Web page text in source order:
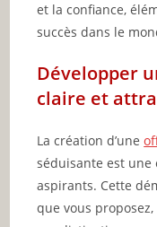
et la confiance,
succès dans le
Développer
claire et
La création d’une
séduisante est une
aspirants. Cette
que vous